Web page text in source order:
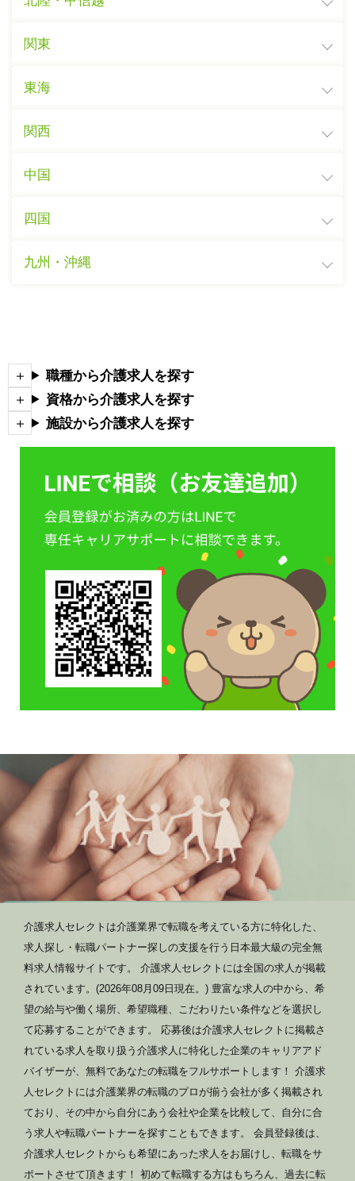
関東
東海
関西
中国
四国
九州・沖縄
職種から介護求人を探す
資格から介護求人を探す
施設から介護求人を探す
介護求人セレクトは介護業界で転職を考えている方に特化した、
求人探し・転職パートナー探しの支援を行う日本最大級の完全無
料求人情報サイトです。 介護求人セレクトには全国の求人が掲載
されています。(2026年08月09日現在。) 豊富な求人の中から、希
望の給与や働く場所、希望職種、こだわりたい条件などを選択し
て応募することができます。 応募後は介護求人セレクトに掲載さ
れている求人を取り扱う介護求人に特化した企業のキャリアアド
バイザーが、無料であなたの転職をフルサポートします！ 介護求
人セレクトには介護業界の転職のプロが揃う会社が多く掲載され
ており、その中から自分にあう会社や企業を比較して、自分に合
う求人や転職パートナーを探すこともできます。 会員登録後は、
介護求人セレクトからも希望にあった求人をお届けし、転職をサ
ポートさせて頂きます！ 初めて転職する方はもちろん、過去に転